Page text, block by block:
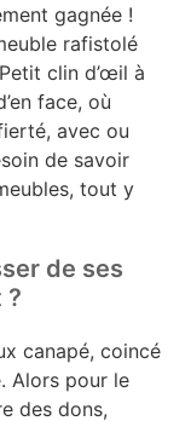
gagnée !
rafistolé
clin d’œil à
face, où
avec ou
de savoir
tout y
de ses
?
canapé, coincé
Alors pour le
des dons,